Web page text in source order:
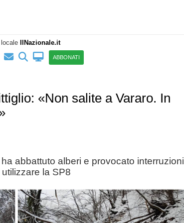
IlNazionale.it
ABBONATI
«Non salite a Vararo. In
abbattuto alberi e provocato interruzioni
la SP8